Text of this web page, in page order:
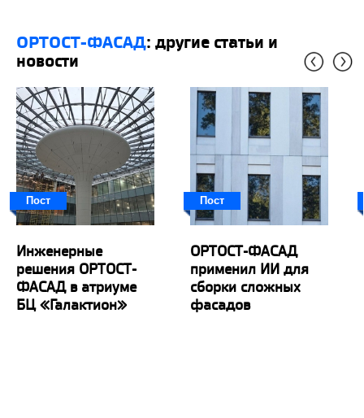
ОРТОСТ-ФАСАД: другие статьи и
новости
Пост
Инженерные
решения ОРТОСТ-
ФАСАД в атриуме
БЦ «Галактион»
Пост
ОРТОСТ-ФАСАД
применил ИИ для
сборки сложных
фасадов